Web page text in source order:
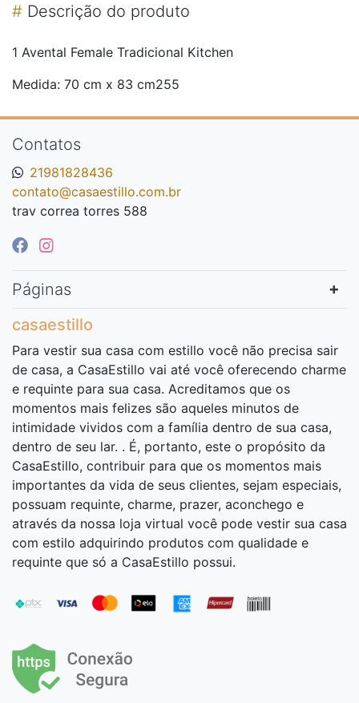
# Descrição do produto
1 Avental Female Tradicional Kitchen
Medida: 70 cm x 83 cm255
Contatos
21981828436
contato@casaestillo.com.br
trav correa torres 588
Páginas
casaestillo
Para vestir sua casa com estillo você não precisa sair
de casa, a CasaEstillo vai até você oferecendo charme
e requinte para sua casa. Acreditamos que os
momentos mais felizes são aqueles minutos de
intimidade vividos com a família dentro de sua casa,
dentro de seu lar. . É, portanto, este o propósito da
CasaEstillo, contribuir para que os momentos mais
importantes da vida de seus clientes, sejam especiais,
possuam requinte, charme, prazer, aconchego e
através da nossa loja virtual você pode vestir sua casa
com estilo adquirindo produtos com qualidade e
requinte que só a CasaEstillo possui.